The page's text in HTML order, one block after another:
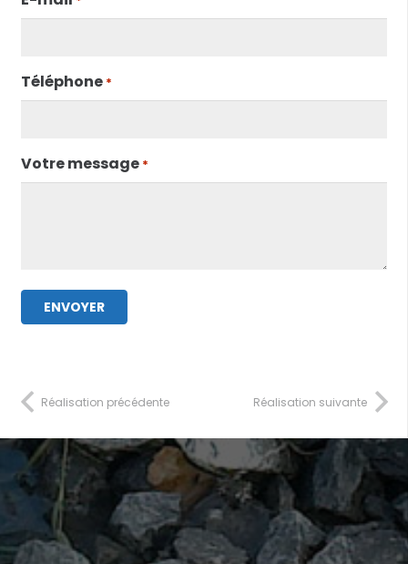
Téléphone *
Votre message *
Réalisation précédente Réalisation suivante